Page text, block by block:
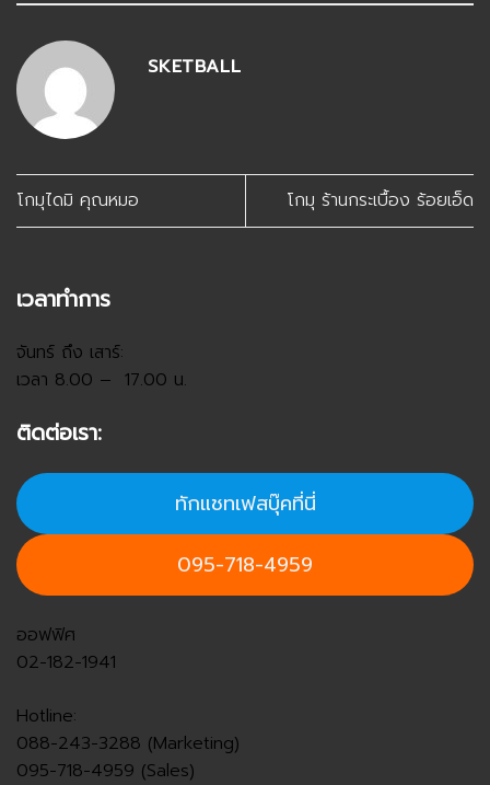
SKETBALL
โกมุไดมิ คุณหมอ โกมุ ร้านกระเบื้อง ร้อยเอ็ด
เวลาทำการ
จันทร์ ถึง เสาร์:
เวลา 8.00 – 17.00 น.
ติดต่อเรา:
ทักแชทเฟสบุ๊คที่นี่
095-718-4959
ออฟฟิศ
02-182-1941
Hotline:
088-243-3288 (Marketing)
095-718-4959 (Sales)